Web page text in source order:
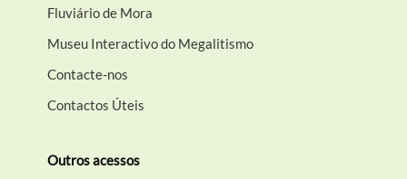
Fluviário de Mora
Museu Interactivo do Megalitismo
Contacte-nos
Contactos Úteis
Outros acessos